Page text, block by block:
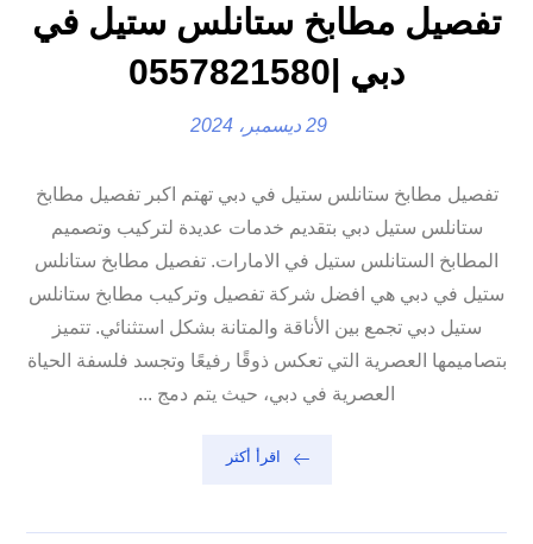
تفصيل مطابخ ستانلس ستيل في
دبي |0557821580
29 ديسمبر، 2024
تفصيل مطابخ ستانلس ستيل في دبي تهتم اكبر تفصيل مطابخ
ستانلس ستيل دبي بتقديم خدمات عديدة لتركيب وتصميم
المطابخ الستانلس ستيل في الامارات. تفصيل مطابخ ستانلس
ستيل في دبي هي افضل شركة تفصيل وتركيب مطابخ ستانلس
ستيل دبي تجمع بين الأناقة والمتانة بشكل استثنائي. تتميز
بتصاميمها العصرية التي تعكس ذوقًا رفيعًا وتجسد فلسفة الحياة
العصرية في دبي، حيث يتم دمج ...
اقرأ أكثر